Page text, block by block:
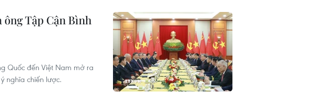
Tập Cận Bình
Quốc đến Việt Nam mở ra
nghĩa chiến lược.